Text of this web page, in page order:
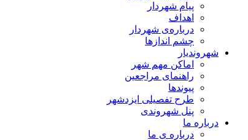
پیام شهردار
اهداف
درباره‌ی شهردار
چشم اندازها
شهروندیار
اماکن مهم شهر
راهنمای مراجعین
پیوند‌ها
طرح تفصیلی ایزدشهر
پنل شهروندی
درباره ما
درباره ی ما